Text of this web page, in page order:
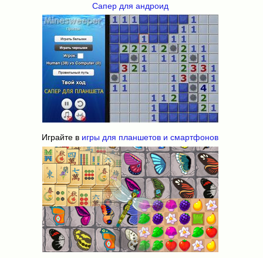
Сапер для андроид
Играйте в игры для планшетов и смартфонов